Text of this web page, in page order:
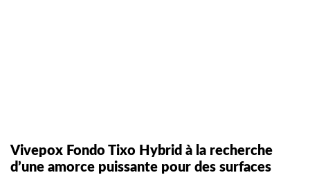
Vivepox Fondo Tixo Hybrid à la recherche
d’une amorce puissante pour des surfaces